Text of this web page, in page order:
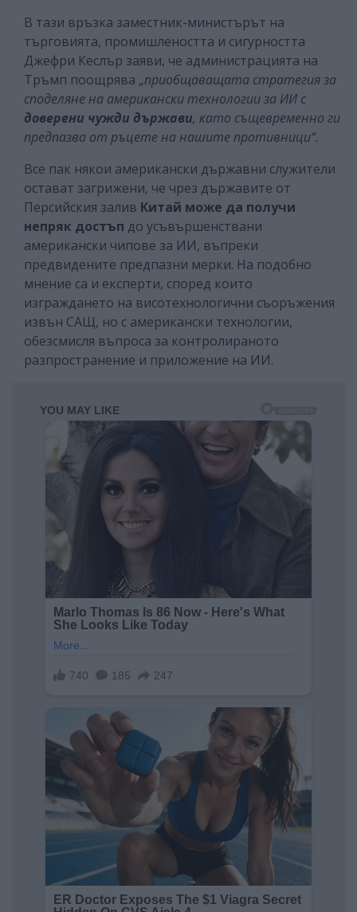
В тази връзка заместник-министърът на
търговията, промишлеността и сигурността
Джефри Кеслър заяви, че администрацията на
Тръмп поощрява „приобщаващата стратегия за
споделяне на американски технологии за ИИ с
доверени чужди държави, като същевременно ги
предпазва от ръцете на нашите противници“.
Все пак някои американски държавни служители
остават загрижени, че чрез държавите от
Персийския залив Китай може да получи
непряк достъп до усъвършенствани
американски чипове за ИИ, въпреки
предвидените предпазни мерки. На подобно
мнение са и експерти, според които
изграждането на висотехнологични съоръжения
извън САЩ, но с американски технологии,
обезсмисля въпроса за контролираното
разпространение и приложение на ИИ.